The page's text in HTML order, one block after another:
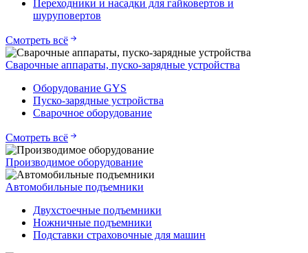
Переходники и насадки для гайковертов и
шуруповертов
Смотреть всё
Сварочные аппараты, пуско-зарядные устройства
Оборудование GYS
Пуско-зарядные устройства
Сварочное оборудование
Смотреть всё
Производимое оборудование
Автомобильные подъемники
Двухстоечные подъемники
Ножничные подъемники
Подставки страховочные для машин